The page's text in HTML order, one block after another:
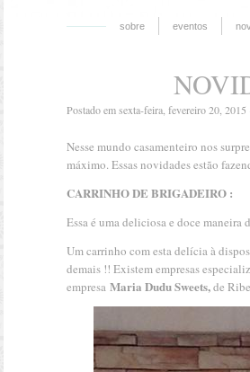
sobre eventos
Postado em sexta-feira, fevereiro 20, 2015 ·
Nesse mundo casamenteiro nos
máximo. Essas novidades estão
CARRINHO DE BRIGADEIRO :
Essa é uma deliciosa e doce
Um carrinho com esta delícia à
demais !! Existem empresas
empresa Maria Dudu Sweets,de